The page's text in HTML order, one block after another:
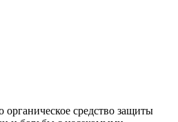
средство защиты